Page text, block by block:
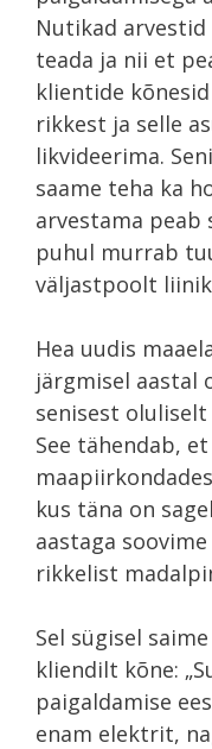
Nutikad
teada ja nii et
klientide
rikkest ja selle
likvideerima.
saame teha ka
arvestama
puhul murrab
väljastpoolt
Hea uudis
järgmisel aastal
senisest
See tähendab,
kus täna on
aastaga
rikkelist
Sel sügisel
kliendilt kõne:
paigaldamise
enam elektrit,